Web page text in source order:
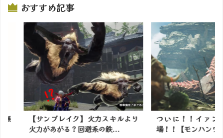
掲載サイトでチェック
おすすめ記事
キルより
ついに！！イァンクック先生登
場！！【モンハンワイルズ】
モンスタ
番面白いの